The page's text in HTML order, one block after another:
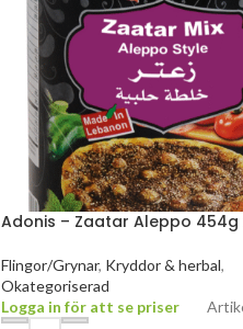
Adonis – Zaatar Aleppo 454g
Flingor/Grynar, Kryddor & herbal,
Okategoriserad
Logga in för att se priser